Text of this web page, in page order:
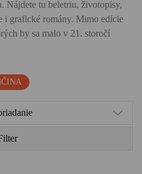
Nájdete tu beletriu, životopisy,
i grafické romány. Mimo edície
by sa malo v 21. storočí